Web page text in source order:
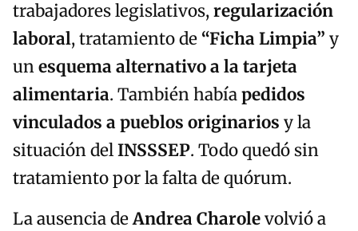
trabajadores legislativos,regularización
laboral, tratamiento de “Ficha Limpia” y
unesquema alternativo a la tarjeta
alimentaria. También habíapedidos
vinculados a pueblos originarios y la
situación delINSSSEP. Todo quedó sin
tratamiento por la falta de quórum.
La ausencia deAndrea Charolevolvió a